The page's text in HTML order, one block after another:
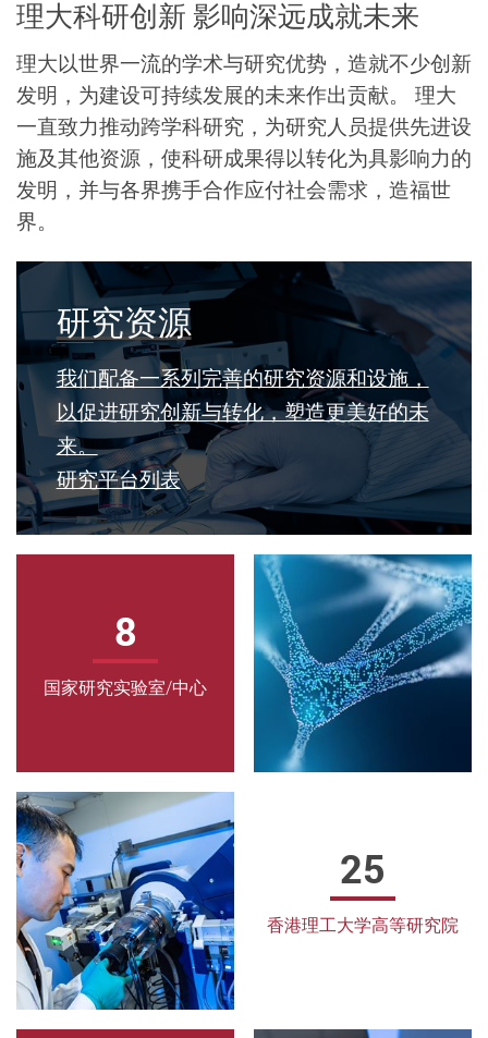
理大科研创新 影响深远成就未来
理大以世界一流的学术与研究优势，造就不少创新
发明，为建设可持续发展的未来作出贡献。
理大
一直致力推动跨学科研究，为研究人员提供先进设
施及其他资源，使科研成果得以转化为具影响力的
发明，并与各界携手合作应付社会需求，造福世
界。
世
界
级
一
流
研
究
型
拥
多
个
跨
学
科
研
究
研究资源
我们配备一系列完善的研究资源和设施，
以促进研究创新与转化，塑造更美好的未
来。
研究平台列表
8
国家研究实验室/中心
25
香港理工大学高等研究院